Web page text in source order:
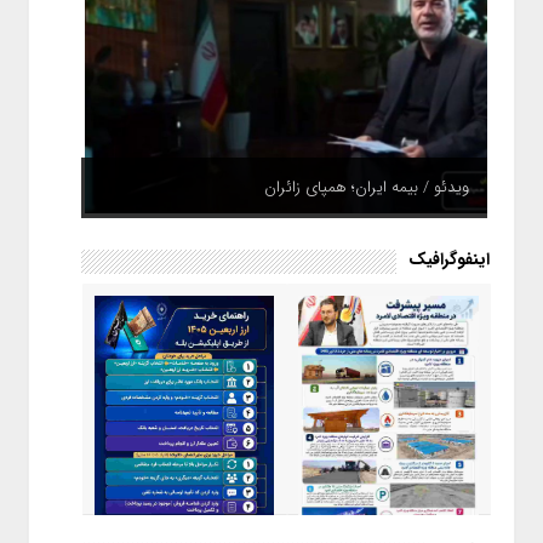
ویدئو / بیمه ایران؛ همپای زائران
اینفوگرافیک